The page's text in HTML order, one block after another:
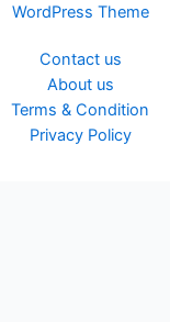
WordPress Theme
Contact us
About us
Terms & Condition
Privacy Policy